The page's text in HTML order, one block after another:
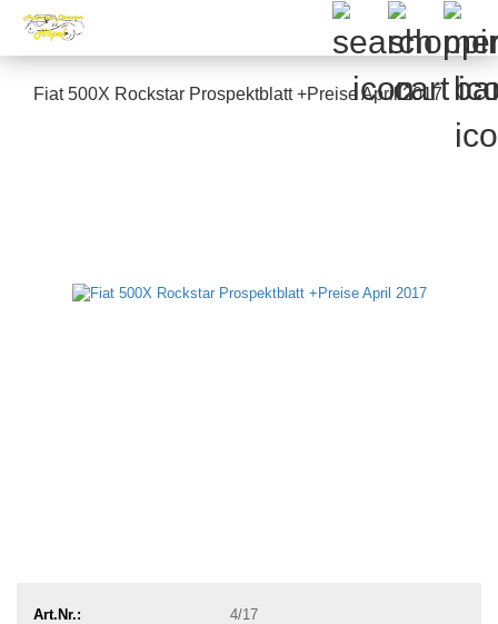
Fiat 500X Rockstar Prospektblatt +Preise April 2017
Art.Nr.:
4/17